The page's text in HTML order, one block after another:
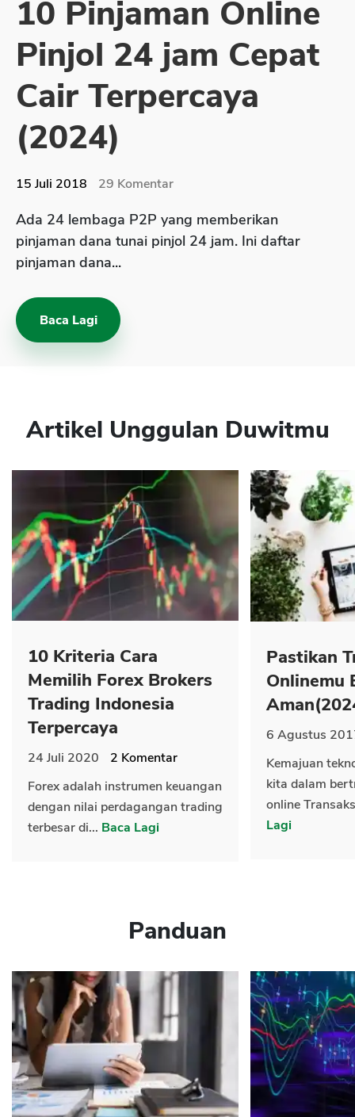
Sekuritas Saham
Bank Digital
Crypto
Assets Crypto
Exchange
Asuransi Kesehatan
Asuransi Syariah
10 Pinjaman Online
Pinjol 24 jam Cepat
Cair Terpercaya
(2024)
15 Juli 2018 29 Komentar
Ada 24 lembaga P2P yang memberikan
pinjaman dana tunai pinjol 24 jam. Ini daftar
pinjaman dana...
Baca Lagi
Artikel Unggulan Duwitmu
10 Kriteria Cara
Memilih Forex Brokers
Trading Indonesia
Terpercaya
24 Juli 2020 2 Komentar
Forex adalah instrumen keuangan
dengan nilai perdagangan trading
terbesar di... Baca Lagi
Pastikan
Onlinemu
6 Agustus
Kemajuan
kita dalam
online
Lagi
Panduan